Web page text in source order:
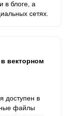
в блоге, а
сетях.
векторном
доступен в
файлы